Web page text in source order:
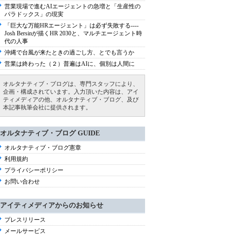
営業現場で進むAIエージェントの急増と「生産性の
パラドックス」の現実
「巨大な万能HRエージェント」は必ず失敗する----
Josh Bersinが描くHR 2030と、マルチエージェント時
代の人事
沖縄で台風が来たときの過ごし方、とでも言うか
営業は終わった（２）普遍はAIに、個別は人間に
オルタナティブ・ブログは、専門スタッフにより、
企画・構成されています。入力頂いた内容は、アイ
ティメディアの他、オルタナティブ・ブログ、及び
本記事執筆会社に提供されます。
オルタナティブ・ブログ GUIDE
オルタナティブ・ブログ憲章
利用規約
プライバシーポリシー
お問い合わせ
アイティメディアからのお知らせ
プレスリリース
メールサービス